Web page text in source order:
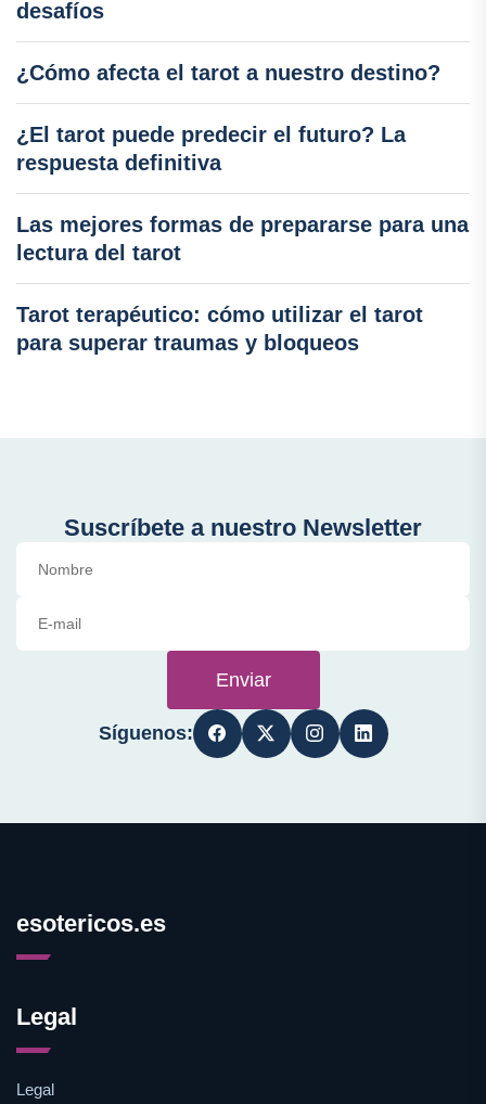
desafíos
¿Cómo afecta el tarot a nuestro destino?
¿El tarot puede predecir el futuro? La
respuesta definitiva
Las mejores formas de prepararse para una
lectura del tarot
Tarot terapéutico: cómo utilizar el tarot
para superar traumas y bloqueos
Suscríbete a nuestro Newsletter
Enviar
Síguenos:
esotericos.es
Legal
Legal